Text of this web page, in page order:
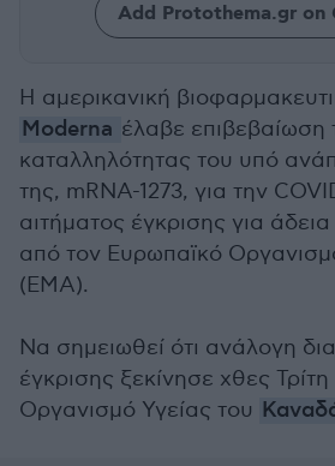
Add Protothema.gr on
Η αμερικανική
Moderna έλαβε επιβεβαίωση
καταλληλότητας του υπό
της, mRNA-1273, για την
αιτήματος έγκρισης για
από τον Ευρωπαϊκό
(EMA).
Να σημειωθεί ότι ανάλογη
έγκρισης ξεκίνησε χθες
Οργανισμό Υγείας του